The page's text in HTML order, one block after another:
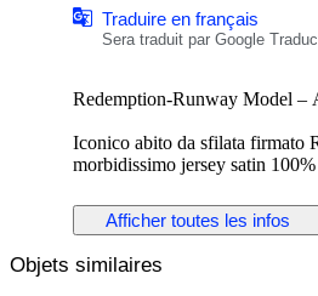
Traduire en français
Sera traduit par Google
Redemption-Runway Model –
Iconico abito da sfilata firmato
morbidissimo jersey satin
Un capo Runway della
femminilità potente e
Perfetto per eventi serali,
Afficher toutes les infos
Objets similaires